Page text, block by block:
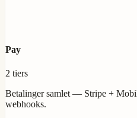
Pay
2 tiers
Betalinger samlet — Stripe +
webhooks.